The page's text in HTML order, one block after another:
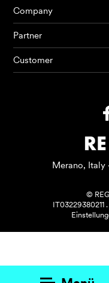
Produkte
KI Agents
Ressourcen
Über mich
Company
Partner
Customer
Merano, Italy
©
IT03229380211 .